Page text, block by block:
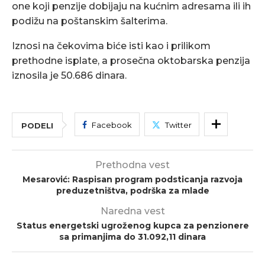
one koji penzije dobijaju na kućnim adresama ili ih
podižu na poštanskim šalterima.
Iznosi na čekovima biće isti kao i prilikom
prethodne isplate, a prosečna oktobarska penzija
iznosila je 50.686 dinara.
PODELI Facebook Twitter
Prethodna vest
Mesarović: Raspisan program podsticanja razvoja
preduzetništva, podrška za mlade
Naredna vest
Status energetski ugroženog kupca za penzionere
sa primanjima do 31.092,11 dinara